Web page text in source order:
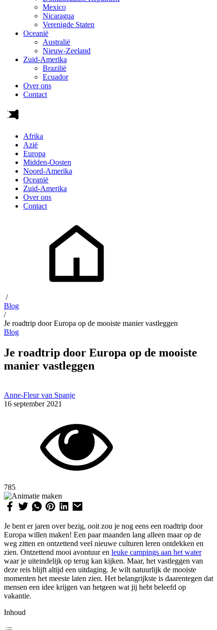
Mexico
Nicaragua
Verenigde Staten
Oceanië
Australië
Nieuw-Zeeland
Zuid-Amerika
Brazilië
Ecuador
Over ons
Contact
Afrika
Azië
Europa
Midden-Oosten
Noord-Amerika
Oceanië
Zuid-Amerika
Over ons
Contact
/
Blog
/
Je roadtrip door Europa op de mooiste manier vastleggen
Blog
Je roadtrip door Europa op de mooiste
manier vastleggen
Anne-Fleur van Spanje
16 september 2021
785
Je bent er jaren over bezig, ooit zou je nog eens een roadtrip door
Europa willen maken! Een paar maanden lang alleen maar op de
weg zitten en ontzettend veel nieuwe culturen leren ontdekken en
zien. Ontzettend mooi avontuur en leuke campings aan het water
waar je uiteindelijk op terug kan kijken. Maar, het vastleggen van
deze reis blijft altijd een uitdaging. Je wilt natuurlijk de mooiste
momenten het meeste laten zien. Het belangrijkste is daarentegen dat
mensen een idee krijgen van hetgeen wat jij hebt beleefd op
vakantie.
Inhoud